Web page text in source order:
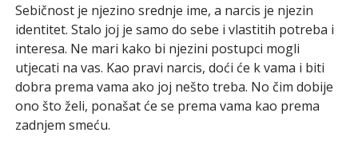
Sebičnost je njezino srednje ime, a narcis je njezin
identitet. Stalo joj je samo do sebe i vlastitih potreba i
interesa. Ne mari kako bi njezini postupci mogli
utjecati na vas. Kao pravi narcis, doći će k vama i biti
dobra prema vama ako joj nešto treba. No čim dobije
ono što želi, ponašat će se prema vama kao prema
zadnjem smeću.